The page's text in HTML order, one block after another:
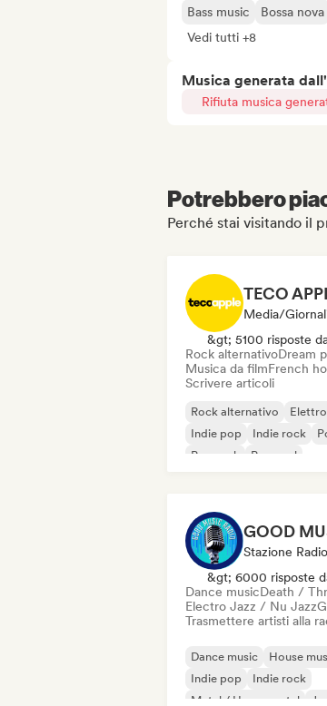
Bass music Bossa nova
Vedi tutti +8
Musica generata
Rifiuta musica
Potrebbero
Perché stai visitando il
TECO
Media/
&gt; 5100 risposte
Rock alternativoDream
Musica da filmFrench
Scrivere articoli
Rock alternativo
Indie pop
Indie rock
Pop rock
Pop soul
GOOD
Stazione Radio
&gt; 6000 risposte
Dance musicDeath /
Electro Jazz / Nu Jazz
Trasmettere artisti alla
Dance music House
Indie pop
Indie rock
Metal / Heavy metal